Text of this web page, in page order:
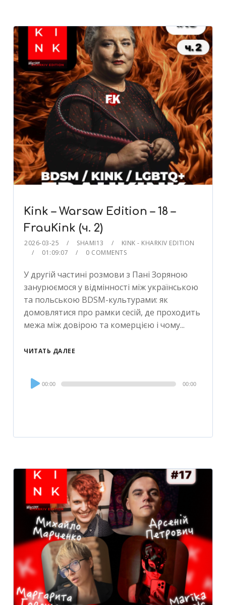
Kink – Warsaw Edition – 18 –
FrauKink (ч. 2)
2026-03-25 SHAMI13
KINK - KHARKIV EDITION
01:09:07
0 COMMENTS
У другій частині розмови з Пані Зоряною
занурюємося у відмінності між українською
та польською BDSM-культурами: як
домовлятися про рамки сесій, де проходить
межа між довірою та комерцією і чому...
ЧИТАТЬ ДАЛЕЕ
Audio
Player
00:00 00:00